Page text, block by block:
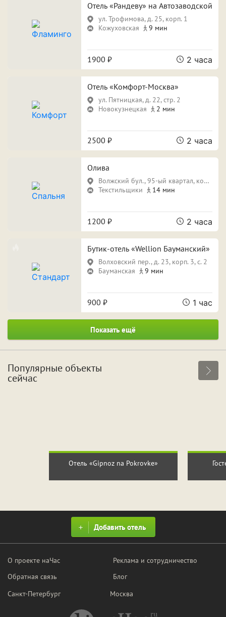
Отель «Рандеву» на Автозаводской
ул. Трофимова, д. 25, корп. 1
Кожуховская
9 мин
1900 ₽ 2 часа
Отель «Комфорт-Москва»
ул. Пятницкая, д. 22, стр. 2
Новокузнецкая
2 мин
2500 ₽ 2 часа
Олива
Волжский бул., 95-ый квартал, кор. 2
Текстильщики
14 мин
1200 ₽ 2 часа
Бутик-отель «Wellion Бауманский»
Волховский пер., д. 23, корп. 3, с. 2
Бауманская
9 мин
900 ₽ 1 час
Показать ещё
Популярные объекты
сейчас
Отель «Gipnoz na Pokrovke»
Добавить отель
О проекте наЧас
Обратная связь
Реклама и сотрудничество
Блог
Санкт-Петербург
Москва